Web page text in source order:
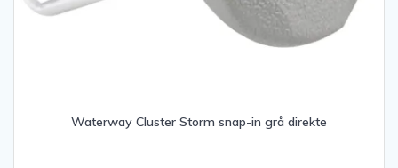
Waterway Cluster Storm snap-in grå direkte